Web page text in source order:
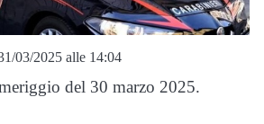
03/2025 alle 14:04
del 30 marzo 2025.